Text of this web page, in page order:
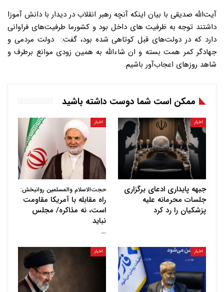
آیت‌الله صدیقی با بیان اینکه آنچه رهبر انقلاب در دیدار با دانش آموزا
داشتند توجه به ظرفیت های داخل بود و کشورما طرفیت‌های فراوانی
دارد که در دولت‌های قبل کوتاهی شده بود، گفت: دولت مردمی و
جهادگر کمر همت بسته و ان شاءالله به همین زودی موانع برطرف و
شاهد روزهای اعجاب‌آور باشیم.
ممکن است شما دوست داشته باشید
اخبار
جبهه پایداری ادعای برگزاری
جلسات محرمانه علیه
پزشکیان را رد کرد
اخبار
حجت‌الاسلام والمسلمین روانبخش:
راه مقابله با آمریکا مقاومت
است، نه مذاکره/ مجلس
نباید
…
اخبار اخبار